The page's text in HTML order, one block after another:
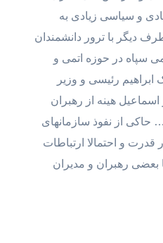
و سیاسی زیادی به
دیگر با ترور دانشمندان
سپاه در حوزه اتمی و
رئیسی و وزیر
هینه از رهبران
از نفوذ سازمانهای
قدرت و احتمالا ارتباطات
بعضی رهبران و مدیران